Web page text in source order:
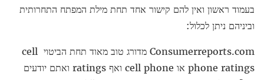
בעמוד ראשון ואין להם קישור אחד תחת מילת המפתח התחרותית
וביניהם ניתן לכלול:
Consumerreports.com מדורג טוב מאוד תחת הביטוי cell
phone ratings או cell phone ואף ratings ואתם יודעים